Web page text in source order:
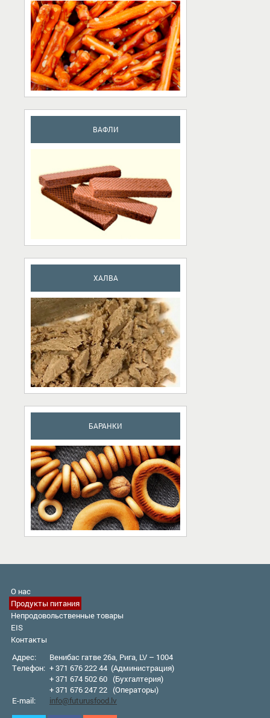
ВАФЛИ
ХАЛВА
БАРАНКИ
О нас
Продукты питания
Непродовольственные товары
EIS
Контакты
Адрес:
Венибас гатве 26а, Рига, LV – 1004
Телефон: + 371 676 222 44 (Администрация)
+ 371 674 502 60 (Бухгалтерия)
+ 371 676 247 22 (Операторы)
E-mail:
info@futurusfood.lv